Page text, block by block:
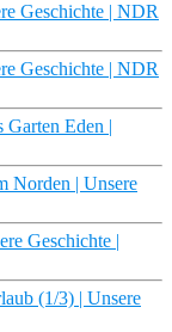
Geschichte | NDR
Geschichte | NDR
Eden |
Norden | Unsere
Geschichte |
(1/3) | Unsere